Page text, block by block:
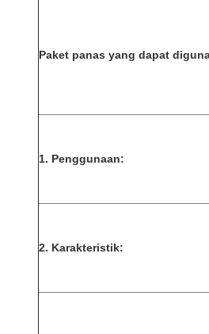
Paket panas yang dapat
1. Penggunaan:
2. Karakteristik: